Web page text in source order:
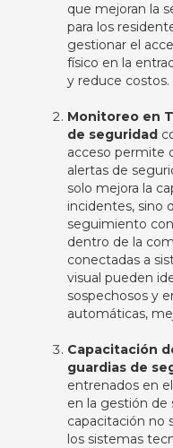
que mejoran la
para los
gestionar el
físico en la
y reduce costos.
Monitoreo en
de seguridad
acceso permite
alertas de
solo mejora la
incidentes, sino
seguimiento
dentro de la
conectadas a
visual pueden
sospechosos y
automáticas,
Capacitación
guardias de
entrenados en
en la gestión de
capacitación no
los sistemas